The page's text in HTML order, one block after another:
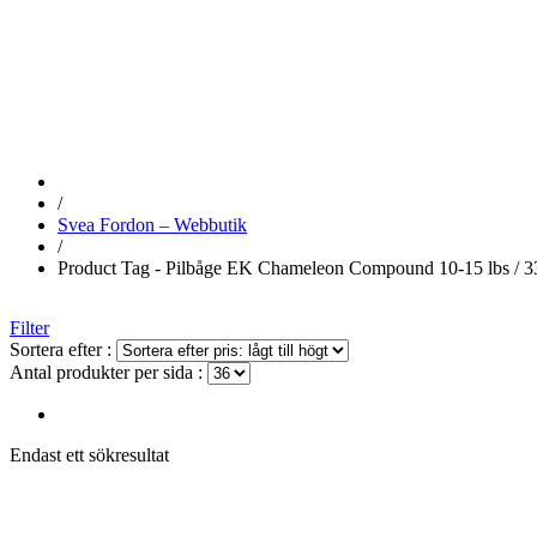
/
Svea Fordon – Webbutik
/
Product Tag - Pilbåge EK Chameleon Compound 10-15 lbs /
Filter
Sortera efter :
Antal produkter per sida :
Endast ett sökresultat